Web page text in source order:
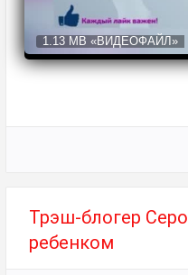
1.13 MB «ВИДЕОФАЙЛ»
Трэш-блогер
ребенком